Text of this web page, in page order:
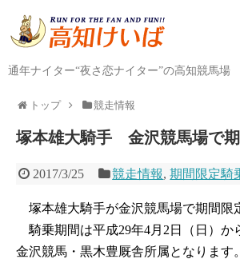
通年ナイター“夜さ恋ナイター”の高知競馬場
トップ 競走情報
塚本雄大騎手 金沢競馬場で期
2017/3/25 競走情報,期間限定騎
塚本雄大騎手が金沢競馬場で期間限
騎乗期間は平成29年4月2日（日）か
金沢競馬・黒木豊厩舎所属となります。